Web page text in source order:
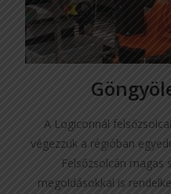
A Logiconnál
végezzük a régióban
Felsőzsolcán
megoldásokkal is